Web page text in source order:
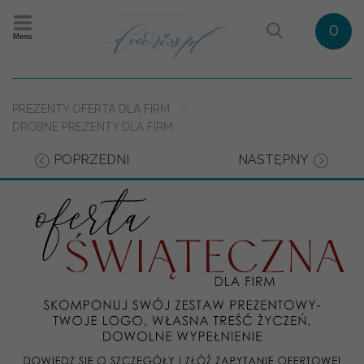
Menu 0
PREZENTY OFERTA DLA FIRM
DROBNE PREZENTY DLA FIRM
POPRZEDNI NASTĘPNY